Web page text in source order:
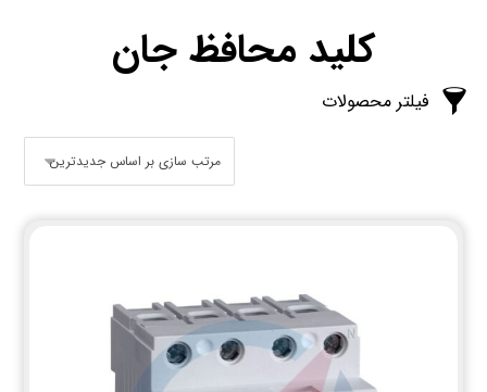
کلید محافظ جان
فیلتر محصولات